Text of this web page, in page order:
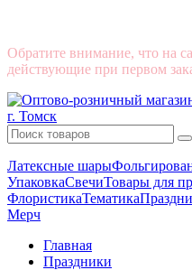
Обратите внимание, что на
действующие при первом
Латексные шары
УпаковкаСвечиТовары для
ФлористикаТематика
Мерч
Главная
Праздники